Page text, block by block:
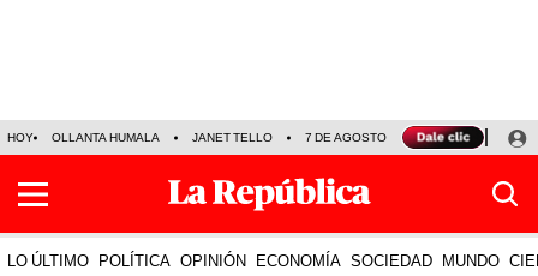
HOY OLLANTA HUMALA JANET TELLO 7 DE AGOSTO TINKA RESULTADOS
LO ÚLTIMO POLÍTICA OPINIÓN ECONOMÍA SOCIEDAD MUNDO